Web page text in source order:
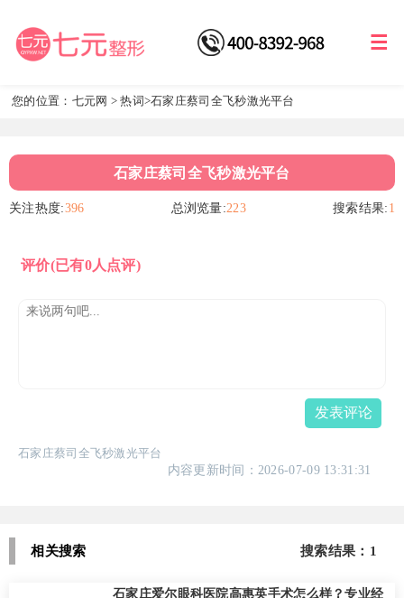
您的位置： 七元网 >热词 >石家庄蔡司全飞秒激光平台
石家庄蔡司全飞秒激光平台
关注热度:396 总浏览量:223 搜索结果: 1
评价(已有0人点评)
发表评论
石家庄蔡司全飞秒激光平台
内容更新时间：2026-07-09 13:31:31
相关搜索 搜索结果：1
石家庄爱尔眼科医院高惠英手术怎么样？专业经